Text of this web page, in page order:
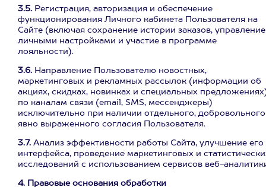
3.5. Регистрация, авторизация и обеспечение
функционирования Личного кабинета Пользователя на
Сайте (включая сохранение истории заказов, управление
личными настройками и участие в программе
лояльности).
3.6. Направление Пользователю новостных,
маркетинговых и рекламных рассылок (информации об
акциях, скидках, новинках и специальных
по каналам связи (email, SMS, мессенджеры)
исключительно при наличии отдельного,
явно выраженного согласия Пользователя.
3.7. Анализ эффективности работы Сайта, улучшение его
интерфейса, проведение маркетинговых и
исследований с использованием сервисов веб-
4. Правовые основания обработки